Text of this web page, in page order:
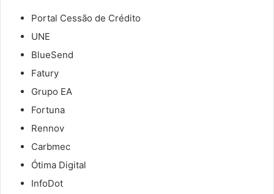
Portal Cessão de Crédito
UNE
BlueSend
Fatury
Grupo EA
Fortuna
Rennov
Carbmec
Ótima Digital
InfoDot